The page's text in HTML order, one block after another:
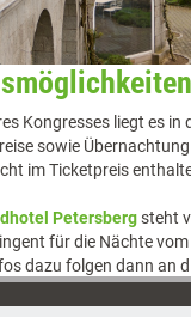
Kongresses liegt es in
sowie
im Ticketpreis
Petersbergsteht
für die Nächte vom
dazu folgen dann an